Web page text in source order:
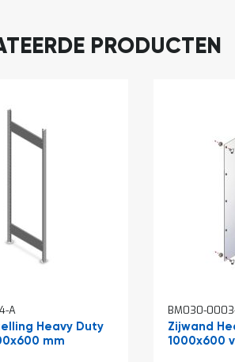
PRODUCTEN
A
Heavy Duty
mm
BM030-
Zijwand
1000x600